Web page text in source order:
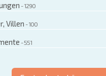
- 1290
Villen - 100
- 551